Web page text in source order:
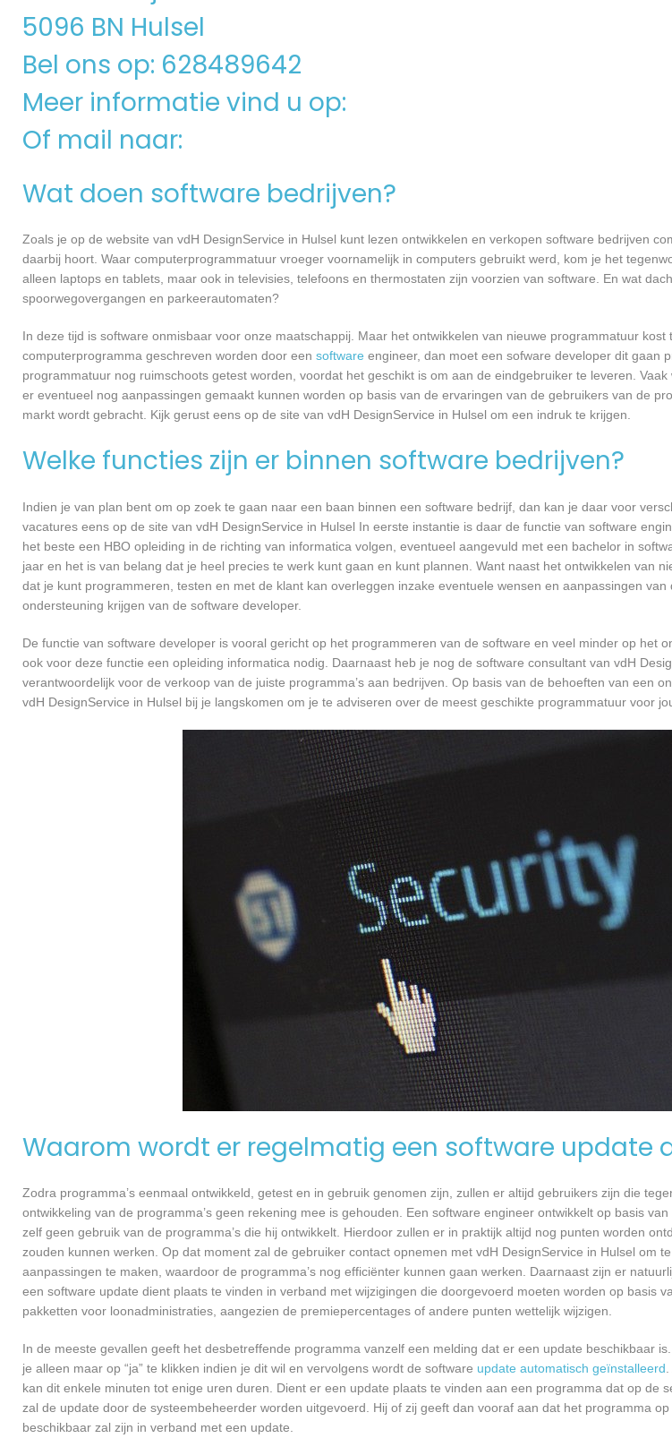
5096 BN Hulsel
Bel ons op: 628489642
Meer informatie vind u op:
Of mail naar:
Wat doen software bedrijven?
Zoals je op de website van vdH DesignService in Hulsel kunt lezen ontwikkelen en verkopen software bedrijven
daarbij hoort. Waar computerprogrammatuur vroeger voornamelijk in computers gebruikt werd, kom je het
alleen laptops en tablets, maar ook in televisies, telefoons en thermostaten zijn voorzien van software. En wat
spoorwegovergangen en parkeerautomaten?
In deze tijd is software onmisbaar voor onze maatschappij. Maar het ontwikkelen van nieuwe programmatuur kost
computerprogramma geschreven worden door een software engineer, dan moet een sofware developer dit gaan
programmatuur nog ruimschoots getest worden, voordat het geschikt is om aan de eindgebruiker te leveren.
er eventueel nog aanpassingen gemaakt kunnen worden op basis van de ervaringen van de gebruikers van de
markt wordt gebracht. Kijk gerust eens op de site van vdH DesignService in Hulsel om een indruk te krijgen.
Welke functies zijn er binnen software bedrijven?
Indien je van plan bent om op zoek te gaan naar een baan binnen een software bedrijf, dan kan je daar voor
vacatures eens op de site van vdH DesignService in Hulsel In eerste instantie is daar de functie van software
het beste een HBO opleiding in de richting van informatica volgen, eventueel aangevuld met een bachelor in
jaar en het is van belang dat je heel precies te werk kunt gaan en kunt plannen. Want naast het ontwikkelen van
dat je kunt programmeren, testen en met de klant kan overleggen inzake eventuele wensen en aanpassingen van
ondersteuning krijgen van de software developer.
De functie van software developer is vooral gericht op het programmeren van de software en veel minder op het
ook voor deze functie een opleiding informatica nodig. Daarnaast heb je nog de software consultant van vdH
verantwoordelijk voor de verkoop van de juiste programma’s aan bedrijven. Op basis van de behoeften van een
vdH DesignService in Hulsel bij je langskomen om je te adviseren over de meest geschikte programmatuur voor
Waarom wordt er regelmatig een software update
Zodra programma’s eenmaal ontwikkeld, getest en in gebruik genomen zijn, zullen er altijd gebruikers zijn die
ontwikkeling van de programma’s geen rekening mee is gehouden. Een software engineer ontwikkelt op basis
zelf geen gebruik van de programma’s die hij ontwikkelt. Hierdoor zullen er in praktijk altijd nog punten worden
zouden kunnen werken. Op dat moment zal de gebruiker contact opnemen met vdH DesignService in Hulsel om
aanpassingen te maken, waardoor de programma’s nog efficiënter kunnen gaan werken. Daarnaast zijn er
een software update dient plaats te vinden in verband met wijzigingen die doorgevoerd moeten worden op basis
pakketten voor loonadministraties, aangezien de premiepercentages of andere punten wettelijk wijzigen.
In de meeste gevallen geeft het desbetreffende programma vanzelf een melding dat er een update beschikbaar
je alleen maar op “ja” te klikken indien je dit wil en vervolgens wordt de software update automatisch geïnstalleerd
kan dit enkele minuten tot enige uren duren. Dient er een update plaats te vinden aan een programma dat op de
zal de update door de systeembeheerder worden uitgevoerd. Hij of zij geeft dan vooraf aan dat het programma
beschikbaar zal zijn in verband met een update.